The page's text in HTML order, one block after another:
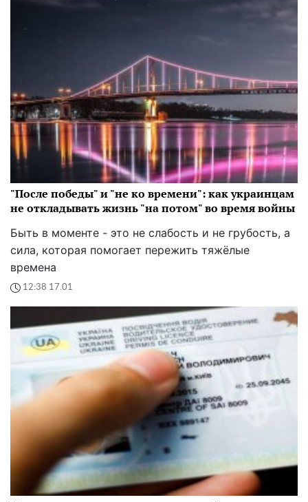
"После победы" и "не ко времени": как украинцам
не откладывать жизнь "на потом" во время войны
Быть в моменте - это не слабость и не грубость, а
сила, которая помогает пережить тяжёлые
времена
12:38 17.01